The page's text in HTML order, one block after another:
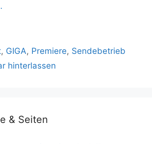
, GIGA, Premiere, Sendebetrieb
hinterlassen
& Seiten